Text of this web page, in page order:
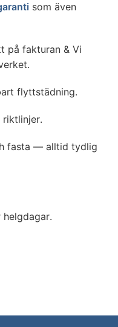
som även
på fakturan & Vi
flyttstädning.
riktlinjer.
fasta — alltid tydlig